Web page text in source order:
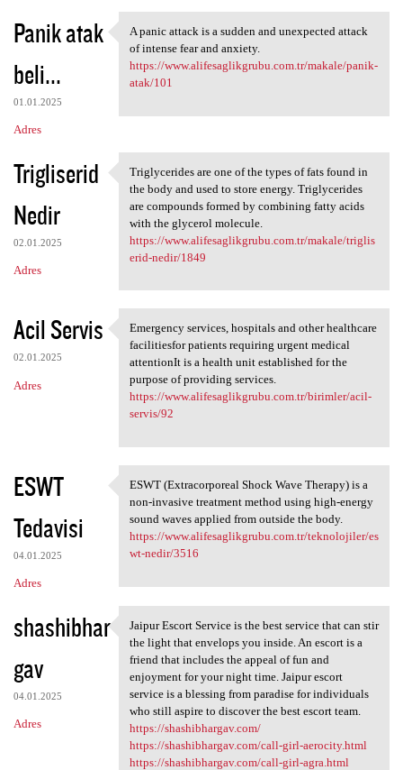
a
r
z
e
Panik atak
beli...
01.01.2025
Adres
A panic attack is a sudden
A panic attack is a sudden and unexpected attack
of intense fear and anxiety.
https://www.alifesaglikgrubu.com.tr/makale/panik-
atak/101
Trigliserid
Nedir
02.01.2025
Adres
Triglycerides are one of the
Triglycerides are one of the types of fats found in
the body and used to store energy. Triglycerides
are compounds formed by combining fatty acids
with the glycerol molecule.
https://www.alifesaglikgrubu.com.tr/makale/triglis
erid-nedir/1849
Acil Servis
02.01.2025
Adres
Emergency services, hospitals
Emergency services, hospitals and other healthcare
facilitiesfor patients requiring urgent medical
attentionIt is a health unit established for the
purpose of providing services.
https://www.alifesaglikgrubu.com.tr/birimler/acil-
servis/92
ESWT
Tedavisi
04.01.2025
Adres
ESWT (Extracorporeal Shock
ESWT (Extracorporeal Shock Wave Therapy) is a
non-invasive treatment method using high-energy
sound waves applied from outside the body.
https://www.alifesaglikgrubu.com.tr/teknolojiler/es
wt-nedir/3516
shashibhar
gav
04.01.2025
Adres
Jaipur Escort Service is the
Jaipur Escort Service is the best service that can stir
the light that envelops you inside. An escort is a
friend that includes the appeal of fun and
enjoyment for your night time. Jaipur escort
service is a blessing from paradise for individuals
who still aspire to discover the best escort team.
https://shashibhargav.com/
https://shashibhargav.com/call-girl-aerocity.html
https://shashibhargav.com/call-girl-agra.html